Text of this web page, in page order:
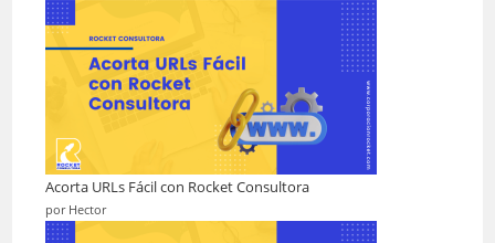
Acorta URLs Fácil con Rocket Consultora
por Hector